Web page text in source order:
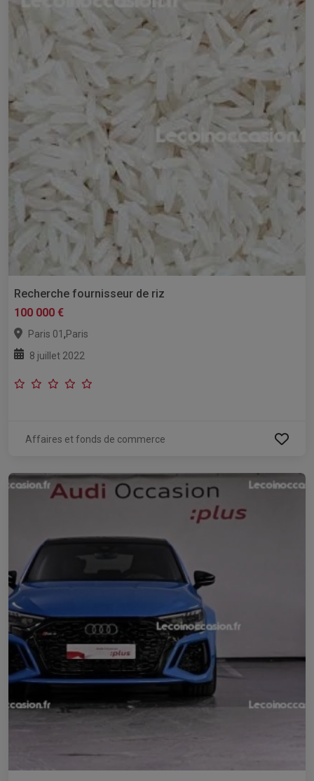
Recherche fournisseur de riz
100 000 €
Paris 01 ,Paris
8 juillet 2022
Affaires et fonds de commerce